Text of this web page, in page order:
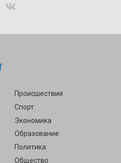
Происшествия
Спорт
Экономика
Образование
Политика
Общество
Подписаться